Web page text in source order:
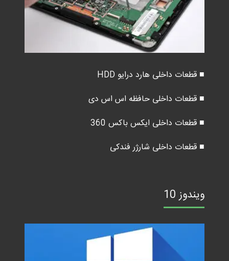
■ قطعات داخلی هارد درایو HDD
■ قطعات داخلی حافظه اس اس دی
■ قطعات داخلی ایکس باکس 360
■ قطعات داخلی شارژر فندکی
ویندوز 10